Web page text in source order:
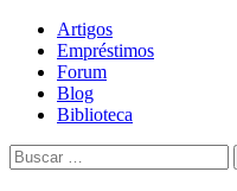
Artigos
Empréstimos
Forum
Blog
Biblioteca